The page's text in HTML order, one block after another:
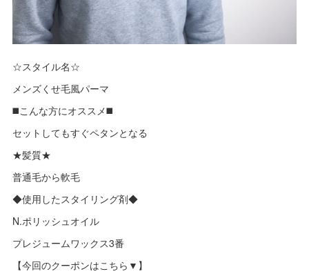
☆スタイル名☆
メンズくせ毛風パーマ
◼️こんな方にオススメ◼️
セットしてもすぐペタンとなる
★髪質★
普通毛から軟毛
◆使用したスタイリング剤◆
N.ポリッシュオイル
プレジュームワックス3番
【今回のクーポンはこちら▼】